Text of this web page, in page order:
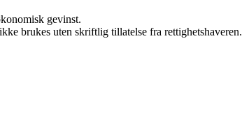
gevinst.
brukes uten skriftlig tillatelse fra rettighetshaveren.